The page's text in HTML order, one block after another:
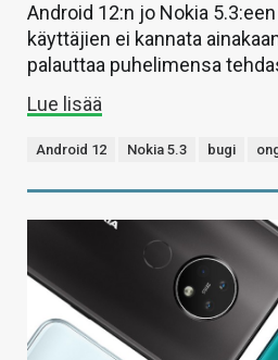
Android 12:n jo Nokia
käyttäjien ei kannata
palauttaa puhelimensa
Lue lisää
Android 12 Nokia 5.3 bugi